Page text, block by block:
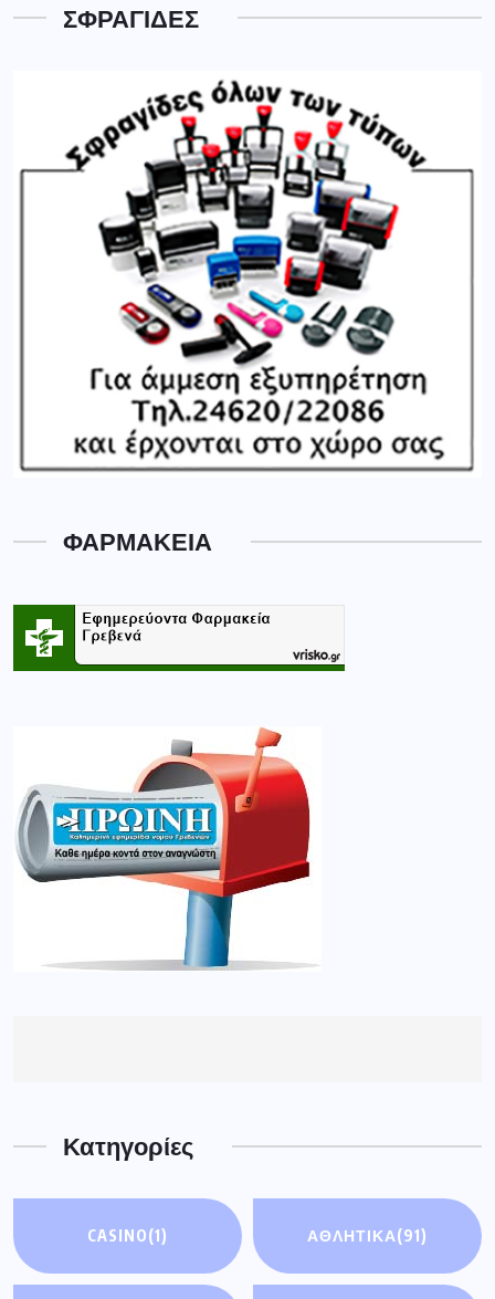
ΣΦΡΑΓΙΔΕΣ
ΦΑΡΜΑΚΕΙΑ
Κατηγορίες
CASINO(1) ΑΘΛΗΤΙΚΆ(91)